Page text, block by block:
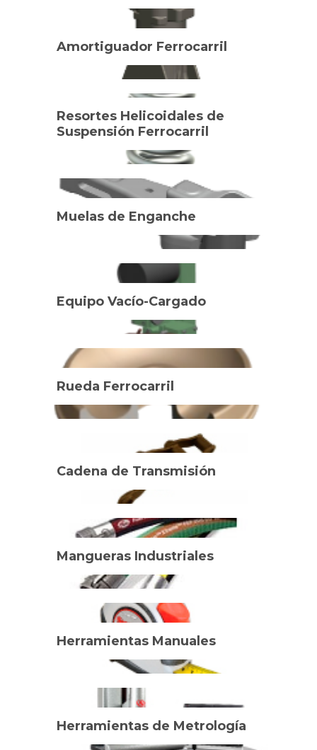
Amortiguador Ferrocarril
Resortes Helicoidales de
Suspensión Ferrocarril
Muelas de Enganche
Equipo Vacío-Cargado
Rueda Ferrocarril
Cadena de Transmisión
Mangueras Industriales
Herramientas Manuales
Herramientas de Metrología